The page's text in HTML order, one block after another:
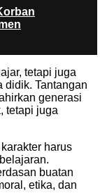
tetapi juga
didik. Tantangan
generasi
tetapi juga
harus
buatan
etika, dan